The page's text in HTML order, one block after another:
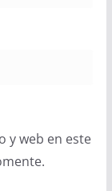
y web en este